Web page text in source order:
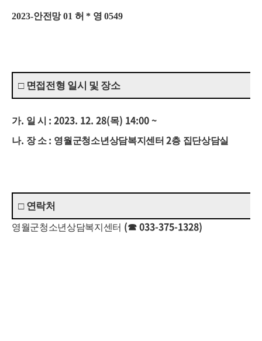
2023-안전망01 허 * 영0549
□ 면접전형 일시 및 장소
가. 일 시 : 2023. 12. 28(목) 14:00 ~
나. 장 소 : 영월군청소년상담복지센터2층 집단상담실
□ 연락처
영월군청소년상담복지센터 (☎ 033-375-1328)